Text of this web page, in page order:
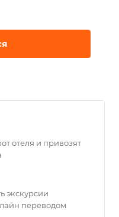
отеля и привозят
экскурсии
переводом